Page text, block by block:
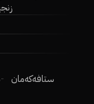
ستافەکەمان